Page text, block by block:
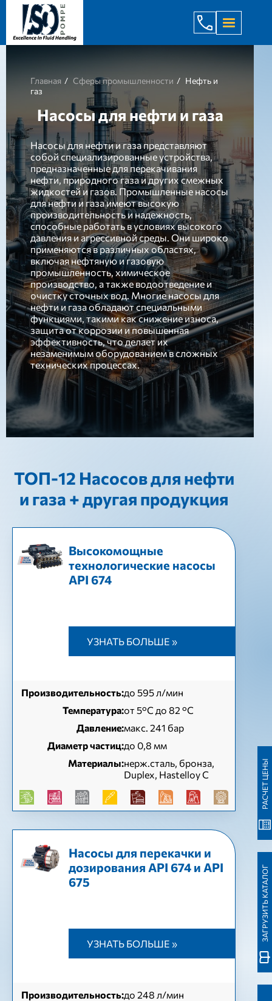
+998 971
Главная Сферы промышленности
Нефть и
газ
Насосы для нефти и газа
Насосы для нефти и газа представляют
собой специализированные устройства,
предназначенные для перекачивания
нефти, природного газа и других смежных
жидкостей и газов. Промышленные насосы
для нефти и газа имеют высокую
производительность и надежность,
способные работать в условиях высокого
давления и агрессивной среды. Они широко
применяются в различных областях,
включая нефтяную и газовую
промышленность, химическое
производство, а также водоотведение и
очистку сточных вод. Многие насосы для
нефти и газа обладают специальными
функциями, такими как снижение износа,
защита от коррозии и повышенная
эффективность, что делает их
незаменимым оборудованием в сложных
технических процессах.
ТОП-12 Насосов для нефти
и газа + другая продукция
Высокомощные
технологические насосы
API 674
УЗНАТЬ БОЛЬШЕ »
Производительность:до 595 л/мин
Температура:от 5°С до 82 °С
Давление:макс. 241 бар
Диаметр частиц:до 0,8 мм
Материалы:нерж.сталь, бронза,
Duplex, Hastelloy C
Насосы для перекачки и
дозирования API 674 и API
675
УЗНАТЬ БОЛЬШЕ »
Производительность:до 248 л/мин
ЗАГРУЗИТЬ КАТАЛОГ
РАСЧЕТ ЦЕНЫ